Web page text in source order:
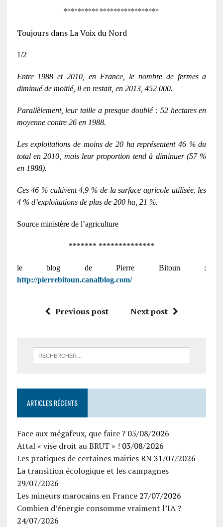
********** *****************
Toujours dans La Voix du Nord
1/2
Entre 1988 et 2010, en France, le nombre de fermes a
diminué de moitié, il en restait, en 2013, 452 000.
Parallèlement, leur taille a presque doublé : 52 hectares en
moyenne contre 26 en 1988.
Les exploitations de moins de 20 ha représentent 46 % du
total en 2010, mais leur proportion tend à diminuer (57 %
en 1988).
Ces 46 % cultivent 4,9 % de la surface agricole utilisée, les
4 % d’exploitations de plus de 200 ha, 21 %.
Source ministère de l’agriculture
******* **************
le blog de Pierre Bitoun :
http://pierrebitoun.canalblog.com/
Previous post Next post
ARTICLES RÉCENTS
Face aux mégafeux, que faire ? 05/08/2026
Attal « vise droit au BRUT » ! 03/08/2026
Les pratiques de certaines mairies RN 31/07/2026
La transition écologique et les campagnes
29/07/2026
Les mineurs marocains en France 27/07/2026
Combien d’énergie consomme vraiment l’IA ?
24/07/2026